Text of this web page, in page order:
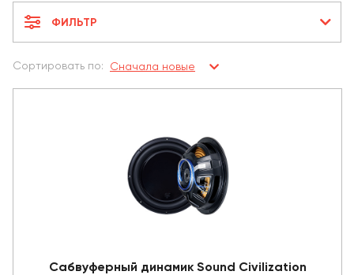
ФИЛЬТР
Сортировать по: Сначала новые
Сабвуферный динамик Sound Civilization